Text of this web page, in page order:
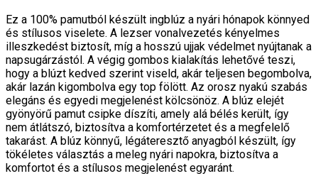
Ez a 100% pamutból készült ingblúz a nyári hónapok könnyed
és stílusos viselete. A lezser vonalvezetés kényelmes
illeszkedést biztosít, míg a hosszú ujjak védelmet nyújtanak a
napsugárzástól. A végig gombos kialakítás lehetővé teszi,
hogy a blúzt kedved szerint viseld, akár teljesen begombolva,
akár lazán kigombolva egy top fölött. Az orosz nyakú szabás
elegáns és egyedi megjelenést kölcsönöz. A blúz elejét
gyönyörű pamut csipke díszíti, amely alá bélés került, így
nem átlátszó, biztosítva a komfortérzetet és a megfelelő
takarást. A blúz könnyű, légáteresztő anyagból készült, így
tökéletes választás a meleg nyári napokra, biztosítva a
komfortot és a stílusos megjelenést egyaránt.